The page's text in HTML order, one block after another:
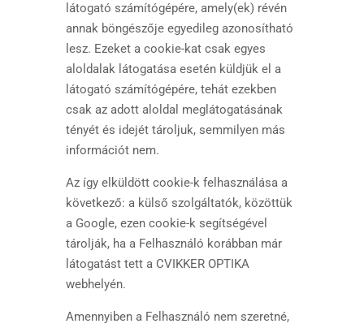
látogató számítógépére, amely(ek) révén
annak böngészője egyedileg azonosítható
lesz. Ezeket a cookie-kat csak egyes
aloldalak látogatása esetén küldjük el a
látogató számítógépére, tehát ezekben
csak az adott aloldal meglátogatásának
tényét és idejét tároljuk, semmilyen más
információt nem.
Az így elküldött cookie-k felhasználása a
következő: a külső szolgáltatók, közöttük
a Google, ezen cookie-k segítségével
tárolják, ha a Felhasználó korábban már
látogatást tett a CVIKKER OPTIKA
webhelyén.
Amennyiben a Felhasználó nem szeretné,